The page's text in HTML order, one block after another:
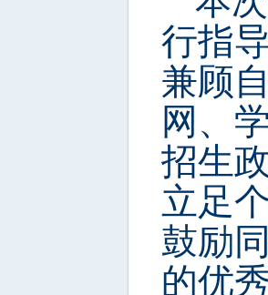
行指
兼顾
网、
招生
立足
鼓励
的优